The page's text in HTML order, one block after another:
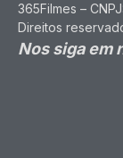
365Filmes –
Direitos
Nos siga em